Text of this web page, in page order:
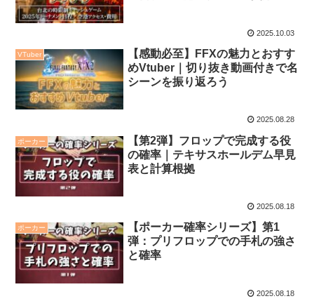
2025.10.03
VTuber
【感動必至】FFXの魅力とおすす
めVtuber｜切り抜き動画付きで名
シーンを振り返ろう
2025.08.28
ポーカー
【第2弾】フロップで完成する役
の確率｜テキサスホールデム早見
表と計算根拠
2025.08.18
ポーカー
【ポーカー確率シリーズ】第1
弾：プリフロップでの手札の強さ
と確率
2025.08.18